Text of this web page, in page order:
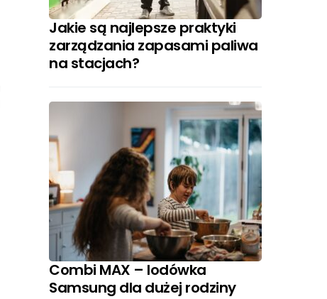
Jakie są najlepsze praktyki
zarządzania zapasami paliwa
na stacjach?
Combi MAX – lodówka
Samsung dla dużej rodziny